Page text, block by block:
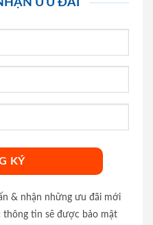
ƯU ĐÃI
& nhận những ưu đãi mới
thông tin sẽ được bảo mật